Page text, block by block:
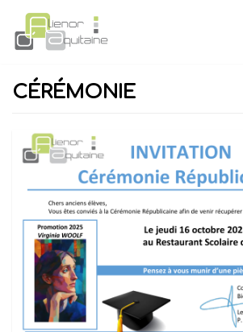
Aller
au
CÉRÉMONIE